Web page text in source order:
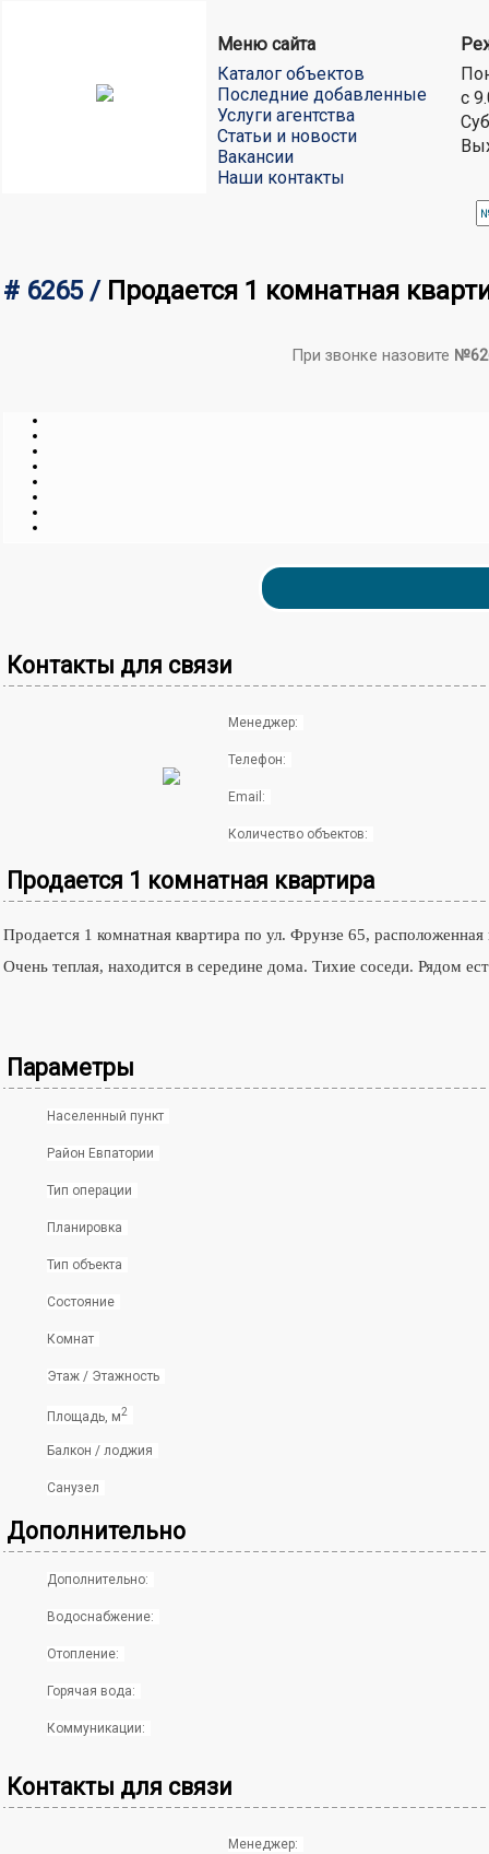
Меню сайта
Каталог объектов
Последние добавленные
Услуги агентства
Статьи и новости
Вакансии
Наши контакты
с
# 6265 / Продается 1 комнатная
При звонке назовите
Контакты для связи
Менеджер:
Телефон:
Email:
Количество объектов:
Продается 1 комнатная квартира
Продается 1 комнатная квартира по ул. Фрунзе 65,
Очень теплая, находится в середине дома. Тихие соседи. Рядом
Параметры
Населенный пункт
Район Евпатории
Тип операции
Планировка
Тип объекта
Состояние
Комнат
Этаж / Этажность
Площадь, м2
Балкон / лоджия
Санузел
Дополнительно
Дополнительно:
Водоснабжение:
Отопление:
Горячая вода:
Коммуникации:
Контакты для связи
Менеджер: